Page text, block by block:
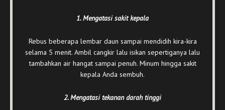
1. Mengatasi sakit kepala
Rebus beberapa lembar daun sampai mendidih kira-kira
selama 5 menit. Ambil cangkir lalu isikan sepertiganya lalu
tambahkan air hangat sampai penuh. Minum hingga sakit
kepala Anda sembuh.
2. Mengatasi tekanan darah tinggi